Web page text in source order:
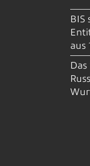
BIS
aus
Das